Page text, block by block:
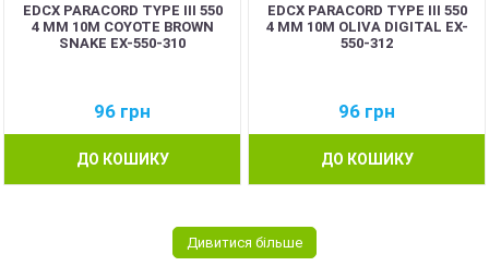
EDCX PARACORD TYPE III 550
4 ММ 10М COYOTE BROWN
SNAKE EX-550-310
96 грн
ДО КОШИКУ
EDCX PARACORD TYPE III 550
4 ММ 10М OLIVA DIGITAL EX-
550-312
96 грн
ДО КОШИКУ
Дивитися більше